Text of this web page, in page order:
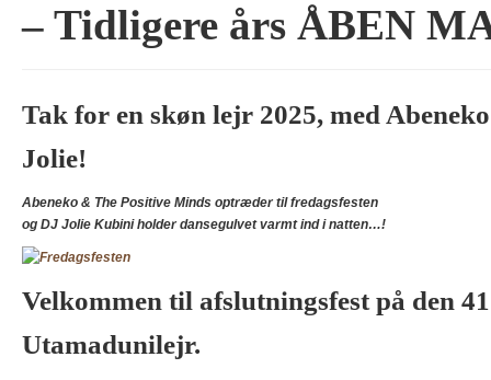
– Tidligere års ÅBEN
Tak for en skøn lejr 2025, med
Jolie!
Abeneko & The Positive Minds optræder til fredagsfesten
og DJ Jolie Kubini holder dansegulvet varmt ind i natten…!
Velkommen til afslutningsfest på den
Utamadunilejr.